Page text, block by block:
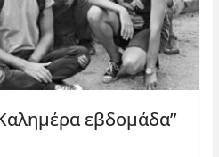
εβδομάδα”